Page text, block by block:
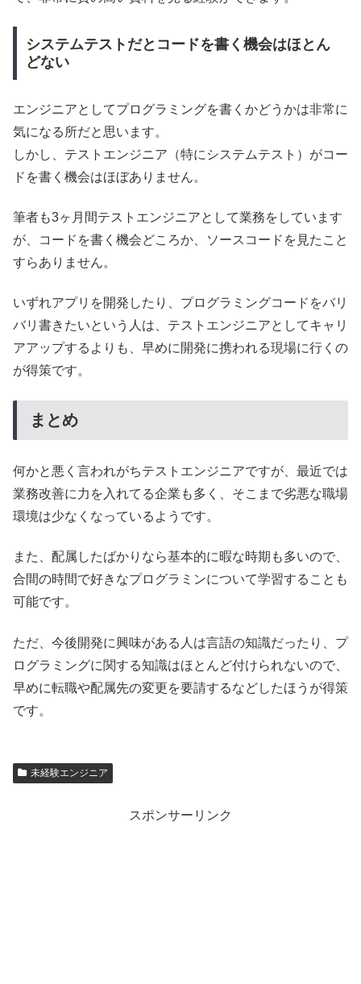
システムテストだとコードを書く機会はほとん
どない
エンジニアとしてプログラミングを書くかどうかは非常に
気になる所だと思います。
しかし、テストエンジニア（特にシステムテスト）がコー
ドを書く機会はほぼありません。
筆者も3ヶ月間テストエンジニアとして業務をしています
が、コードを書く機会どころか、ソースコードを見たこと
すらありません。
いずれアプリを開発したり、プログラミングコードをバリ
バリ書きたいという人は、テストエンジニアとしてキャリ
アアップするよりも、早めに開発に携われる現場に行くの
が得策です。
まとめ
何かと悪く言われがちテストエンジニアですが、最近では
業務改善に力を入れてる企業も多く、そこまで劣悪な職場
環境は少なくなっているようです。
また、配属したばかりなら基本的に暇な時期も多いので、
合間の時間で好きなプログラミンについて学習することも
可能です。
ただ、今後開発に興味がある人は言語の知識だったり、プ
ログラミングに関する知識はほとんど付けられないので、
早めに転職や配属先の変更を要請するなどしたほうが得策
です。
未経験エンジニア
スポンサーリンク